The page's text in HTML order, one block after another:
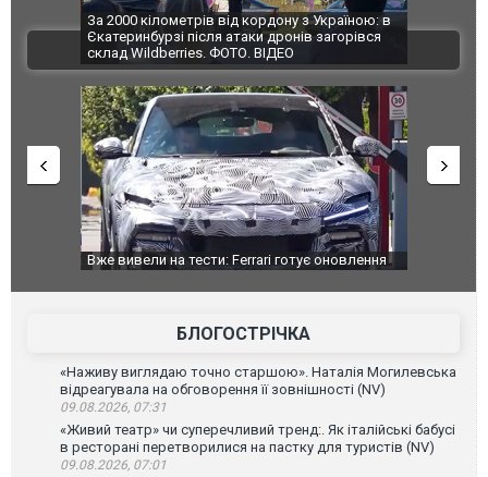
За 2000 кілометрів від кордону з Україною: в
Єкатеринбурзі після атаки дронів загорівся
склад Wildberries. ФОТО. ВІДЕО
"Мої
ВІДЕО
Вже вивели на тести: Ferrari готує оновлення
позашляховика Purosangue. ВІДЕО
Вийшов
фільму
БЛОГОСТРІЧКА
«Наживу виглядаю точно старшою». Наталія Могилевська
відреагувала на обговорення її зовнішності (NV)
09.08.2026, 07:31
«Живий театр» чи суперечливий тренд:. Як італійські бабусі
в ресторані перетворилися на пастку для туристів (NV)
09.08.2026, 07:01